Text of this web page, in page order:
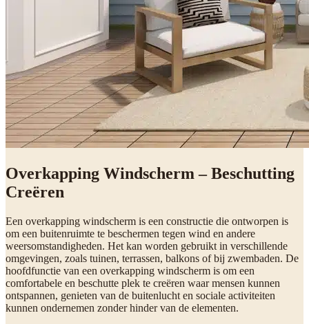
Overkapping Windscherm – Beschutting
Creëren
Een overkapping windscherm is een constructie die ontworpen is
om een buitenruimte te beschermen tegen wind en andere
weersomstandigheden. Het kan worden gebruikt in verschillende
omgevingen, zoals tuinen, terrassen, balkons of bij zwembaden. De
hoofdfunctie van een overkapping windscherm is om een
comfortabele en beschutte plek te creëren waar mensen kunnen
ontspannen, genieten van de buitenlucht en sociale activiteiten
kunnen ondernemen zonder hinder van de elementen.